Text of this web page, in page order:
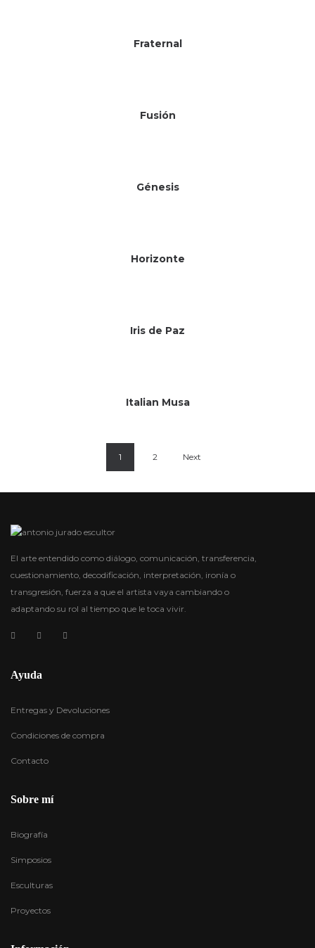
Fraternal
Fusión
Génesis
Horizonte
Iris de Paz
Italian Musa
1 2 Next
El arte entendido como diálogo, comunicación, transferencia,
cuestionamiento, decodificación, interpretación, ironía o
transgresión, fuerza a que el artista vaya cambiando o
adaptando su rol al tiempo que le toca vivir.
Ayuda
Entregas y Devoluciones
Condiciones de compra
Contacto
Sobre mí
Biografía
Simposios
Esculturas
Proyectos